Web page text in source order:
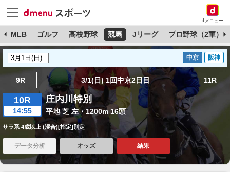
dメニュー
MLB ゴルフ 高校野球 競馬 Jリーグ プロ野球（2軍）
中京 阪神
9R 3/1(日) 1回中京2日目 11R
10R
14:55
庄内川特別
平地 芝 左・1200m 16頭
サラ系 4歳以上 (混合)[指定]別定
データ分析 オッズ 結果